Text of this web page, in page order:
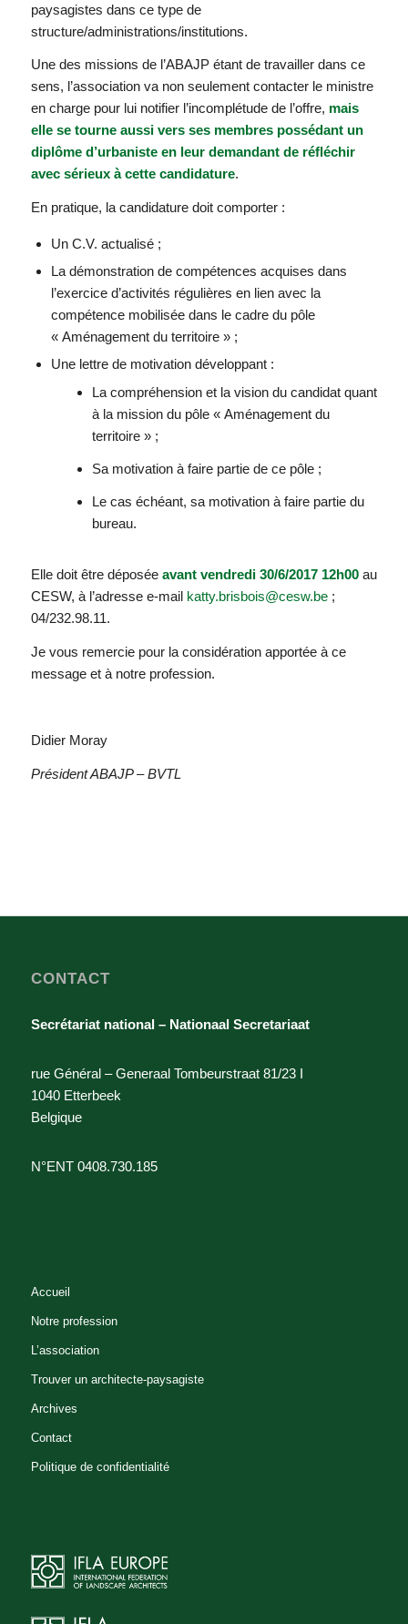
paysagistes dans ce type de
structure/administrations/institutions.
Une des missions de l’ABAJP étant de travailler dans ce
sens, l’association va non seulement contacter le ministre
en charge pour lui notifier l’incomplétude de l’offre, mais
elle se tourne aussi vers ses membres possédant un
diplôme d’urbaniste en leur demandant de réfléchir
avec sérieux à cette candidature.
En pratique, la candidature doit comporter :
Un C.V. actualisé ;
La démonstration de compétences acquises dans
l’exercice d’activités régulières en lien avec la
compétence mobilisée dans le cadre du pôle
« Aménagement du territoire » ;
Une lettre de motivation développant :
La compréhension et la vision du candidat quant
à la mission du pôle « Aménagement du
territoire » ;
Sa motivation à faire partie de ce pôle ;
Le cas échéant, sa motivation à faire partie du
bureau.
Elle doit être déposée avant vendredi 30/6/2017 12h00au
CESW, à l’adresse e-mail katty.brisbois@cesw.be;
04/232.98.11.
Je vous remercie pour la considération apportée à ce
message et à notre profession.
Didier Moray
Président ABAJP – BVTL
CONTACT
Secrétariat national – Nationaal Secretariaat
rue Général – Generaal Tombeurstraat 81/23 I
1040 Etterbeek
Belgique
N°ENT 0408.730.185
Accueil
Notre profession
L’association
Trouver un architecte-paysagiste
Archives
Contact
Politique de confidentialité